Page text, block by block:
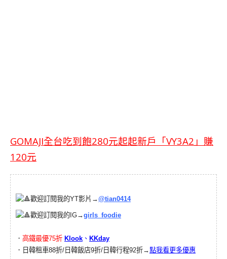
GOMAJI全台吃到飽280元起起新戶「VY3A2」賺
120元
歡迎訂閱我的YT影片→@tian0414
歡迎訂閱我的IG→girls_foodie
． 高鐵最優75折 Klook 、 KKday
．日韓租車88折/日韓飯店9折/日韓行程92折→點我看更多優惠